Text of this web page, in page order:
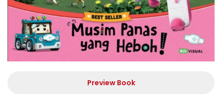
Preview Book